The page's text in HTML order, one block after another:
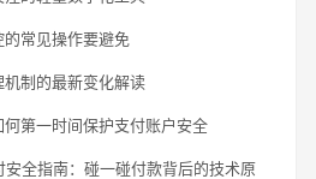
常见操作要避免
机制的最新变化解读
第一时间保护支付账户安全
安全指南：碰一碰付款背后的技术原